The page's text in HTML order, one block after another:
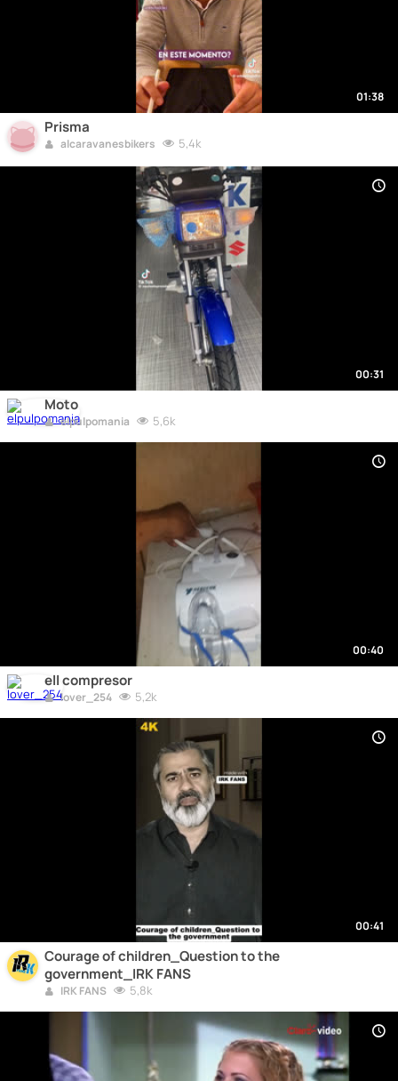
01:38
Prisma
alcaravanesbikers 5,4k
00:31
Moto
elpulpomania 5,6k
00:40
ell compresor
lover_254 5,2k
00:41
Courage of children_Question to the
government_IRK FANS
IRK FANS 5,8k